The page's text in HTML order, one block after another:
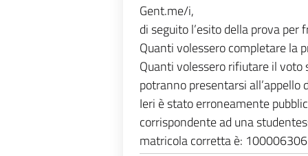
Gent.me/i,
di seguito l’esito della prova per
Quanti volessero completare la
Quanti volessero rifiutare il voto
potranno presentarsi
Ieri è stato erroneamente
corrispondente ad una
matricola corretta è: